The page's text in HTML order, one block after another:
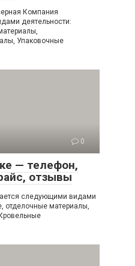
Компания
деятельности:
Упаковочные
0
— телефон,
отзывы
следующими видами
отделочные материалы,